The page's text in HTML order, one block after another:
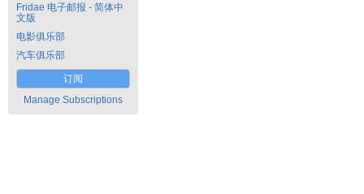
Fridae 电子邮报 - 简体中
文版
电影俱乐部
汽车俱乐部
订阅
Manage Subscriptions